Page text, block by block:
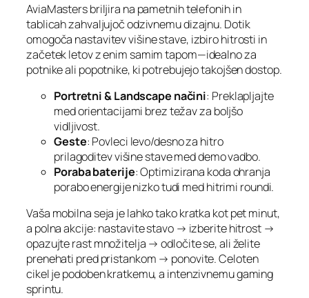
AviaMasters briljira na pametnih telefonih in
tablicah zahvaljujoč odzivnemu dizajnu. Dotik
omogoča nastavitev višine stave, izbiro hitrosti in
začetek letov z enim samim tapom—idealno za
potnike ali popotnike, ki potrebujejo takojšen dostop.
Portretni & Landscape načini: Preklapljajte
med orientacijami brez težav za boljšo
vidljivost.
Geste: Povleci levo/desno za hitro
prilagoditev višine stave med demo vadbo.
Poraba baterije: Optimizirana koda ohranja
porabo energije nizko tudi med hitrimi roundi.
Vaša mobilna seja je lahko tako kratka kot pet minut,
a polna akcije: nastavite stavo → izberite hitrost →
opazujte rast množitelja → odločite se, ali želite
prenehati pred pristankom → ponovite. Celoten
cikel je podoben kratkemu, a intenzivnemu gaming
sprintu.